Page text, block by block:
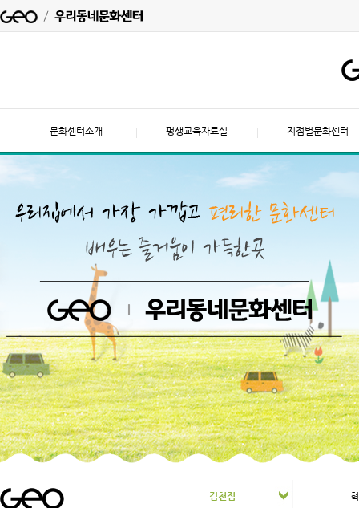
문화센터소개 평생교육자료실 지점별문화센터
김천점